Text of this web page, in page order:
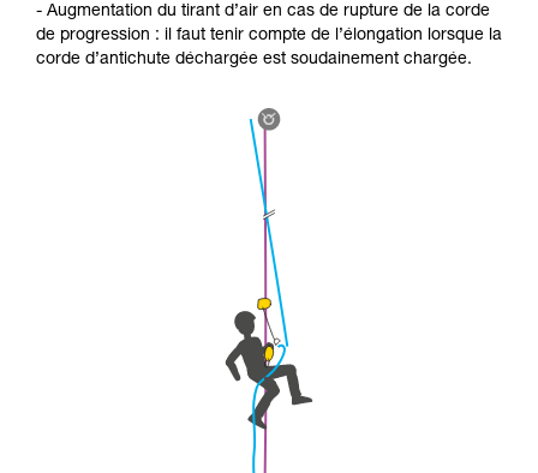
- Augmentation du tirant d’air en cas de rupture de la corde
de progression : il faut tenir compte de l’élongation lorsque la
corde d’antichute déchargée est soudainement chargée.